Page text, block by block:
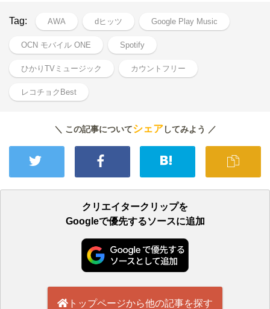
Tag: AWA dヒッツ Google Play Music
OCN モバイル ONE Spotify
ひかりTVミュージック カウントフリー
レコチョクBest
＼ この記事についてシェアしてみよう ／
クリエイタークリップを
Googleで優先するソースに追加
トップページから他の記事を探す